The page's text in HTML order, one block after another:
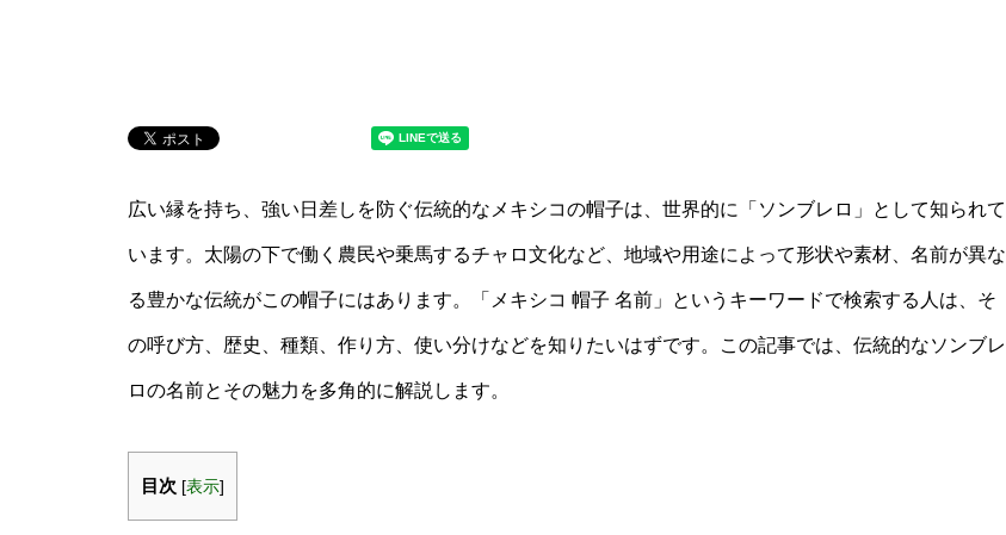
広い縁を持ち、強い日差しを防ぐ伝統的なメキシコの帽子は、世界的に「ソンブレロ」として知られて
います。太陽の下で働く農民や乗馬するチャロ文化など、地域や用途によって形状や素材、名前が異な
る豊かな伝統がこの帽子にはあります。「メキシコ 帽子 名前」というキーワードで検索する人は、そ
の呼び方、歴史、種類、作り方、使い分けなどを知りたいはずです。この記事では、伝統的なソンブレ
ロの名前とその魅力を多角的に解説します。
目次 [表示]